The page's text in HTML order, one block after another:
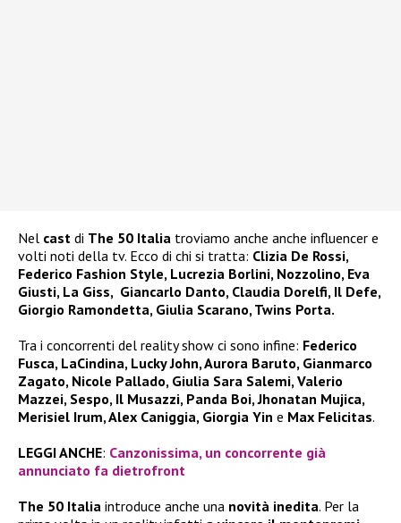
Nel cast di The 50 Italia troviamo anche anche influencer e
volti noti della tv. Ecco di chi si tratta: Clizia De Rossi,
Federico Fashion Style, Lucrezia Borlini, Nozzolino, Eva
Giusti, La Giss, Giancarlo Danto, Claudia Dorelfi, Il Defe,
Giorgio Ramondetta, Giulia Scarano, Twins Porta.
Tra i concorrenti del reality show ci sono infine: Federico
Fusca, LaCindina, Lucky John, Aurora Baruto, Gianmarco
Zagato, Nicole Pallado, Giulia Sara Salemi, Valerio
Mazzei, Sespo, Il Musazzi, Panda Boi, Jhonatan Mujica,
Merisiel Irum, Alex Caniggia, Giorgia Yin e Max Felicitas.
LEGGI ANCHE: Canzonissima, un concorrente già
annunciato fa dietrofront
The 50 Italia introduce anche una novità inedita. Per la